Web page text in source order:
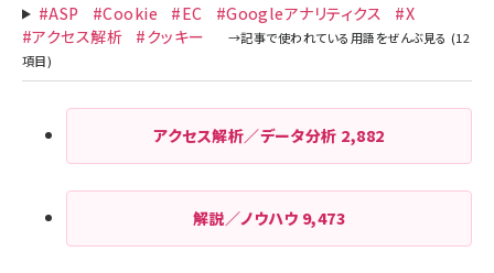
#ASP #Cookie #EC #Googleアナリティクス
#X
#アクセス解析
#クッキー
アクセス解析／データ分析 2,882
解説／ノウハウ 9,473